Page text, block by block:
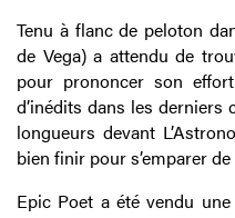
Tenu à flanc de peloton
de Vega) a attendu de
pour prononcer son
d’inédits dans les derniers
longueurs devant
bien finir pour s’emparer
Epic Poet a été vendu